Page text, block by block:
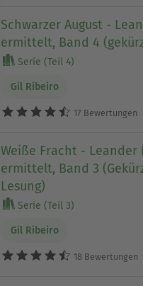
Schwarzer August -
ermittelt, Band 4
Serie (Teil 4)
Gil Ribeiro
17 Bewertungen
Weiße Fracht - Leander
ermittelt, Band 3
Lesung)
Serie (Teil 3)
Gil Ribeiro
18 Bewertungen